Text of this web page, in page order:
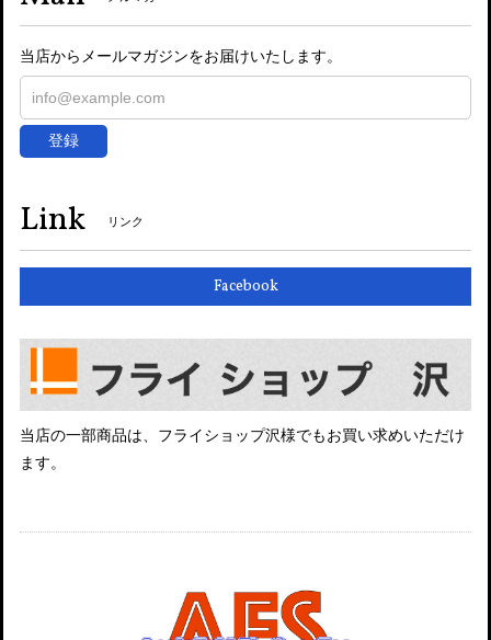
当店からメールマガジンをお届けいたします。
登録
Link リンク
Facebook
当店の一部商品は、フライショップ沢様でもお買い求めいただけ
ます。